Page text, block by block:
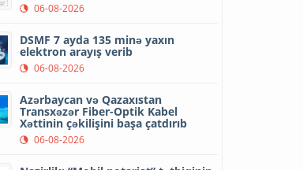
06-08-2026
DSMF 7 ayda 135 minə yaxın
elektron arayış verib
06-08-2026
Azərbaycan və Qazaxıstan
Transxəzər Fiber-Optik Kabel
Xəttinin çəkilişini başa çatdırıb
06-08-2026